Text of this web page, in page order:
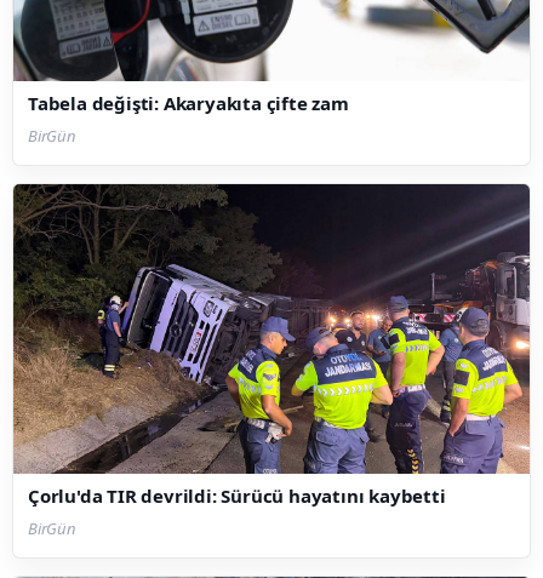
Tabela değişti: Akaryakıta çifte zam
BirGün
Çorlu'da TIR devrildi: Sürücü hayatını kaybetti
BirGün